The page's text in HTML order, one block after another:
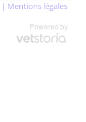
| Mentions légales